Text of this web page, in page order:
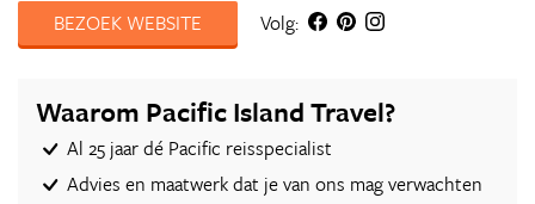
BEZOEK WEBSITE
Volg:
Waarom Pacific Island Travel?
Al 25 jaar dé Pacific reisspecialist
Advies en maatwerk dat je van ons mag verwachten